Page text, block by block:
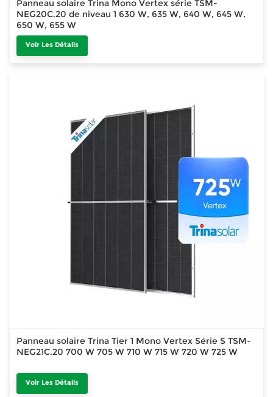
Panneau solaire Trina Mono Vertex série TSM-
NEG20C.20 de niveau 1 630 W, 635 W, 640 W, 645 W,
650 W, 655 W
Voir Les Détails
Panneau solaire Trina Tier 1 Mono Vertex Série S TSM-
NEG21C.20 700 W 705 W 710 W 715 W 720 W 725 W
Voir Les Détails